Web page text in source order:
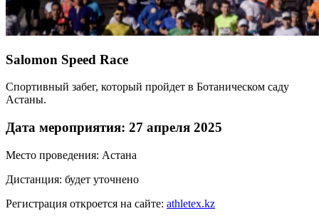
Salomon Speed Race
Спортивный забег, который пройдет в Ботаническом саду
Астаны.
Дата мероприятия: 27 апреля 2025
Место проведения: Астана
Дистанция: будет уточнено
Регистрация откроется на сайте: athletex.kz